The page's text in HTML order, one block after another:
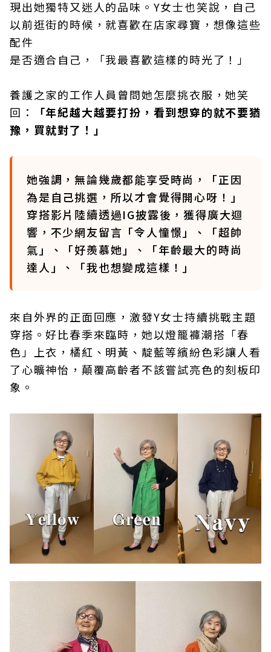
現出她獨特又迷人的品味。Y女士也笑說，自己
以前逛街的時候，就喜歡在店家尋寶，想像這些
配件
是否適合自己，「我最喜歡這樣的時光了！」
養護之家的工作人員曾問她怎麼挑衣服，她笑
回：
「年紀越大越要打扮，看到想穿的就不要猶
豫，買就對了！」
她強調，無論幾歲都能享受時尚，「正因
為是自己挑選，所以才會覺得開心呀！」
穿搭影片陸續透過IG披露後，獲得廣大迴
響，不少網友留言「令人憧憬」、「超帥
氣」、「好羨慕她」、「年齡最大的時尚
達人」、「我也想變成這樣！」
來自外界的正面回應，激發Y女士持續挑戰主題
穿搭。好比春季來臨時，她以燈籠褲潮搭「春
色」上衣，橘紅、明黃、靛藍等繽紛色彩讓人看
了心曠神怡，顛覆高齡者不該嘗試亮色的刻板印
象。